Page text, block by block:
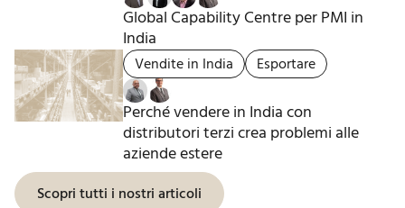
Global Capability Centre per PMI in
India
Vendite in India Esportare
Perché vendere in India con
distributori terzi crea problemi alle
aziende estere
Scopri tutti i nostri articoli